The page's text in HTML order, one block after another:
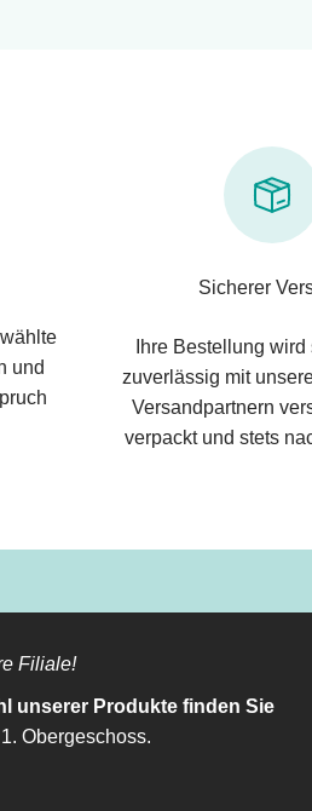
und
Sicherer
Ihre Bestellung
zuverlässig mit
Versandpartnern
verpackt und stets
Filiale!
unserer Produkte finden Sie
Obergeschoss.